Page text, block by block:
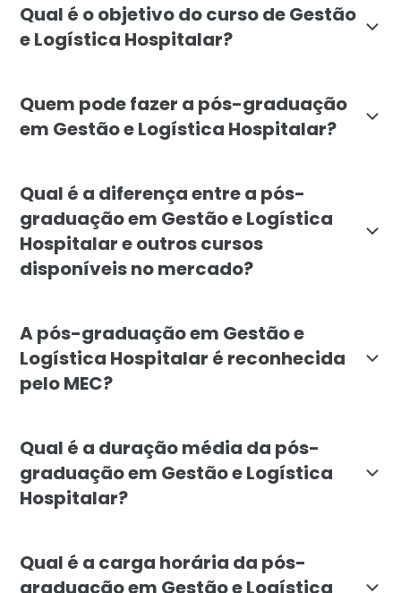
Qual é o objetivo do curso de Gestão
e Logística Hospitalar?
Quem pode fazer a pós-graduação
em Gestão e Logística Hospitalar?
Qual é a diferença entre a pós-
graduação em Gestão e Logística
Hospitalar e outros cursos
disponíveis no mercado?
A pós-graduação em Gestão e
Logística Hospitalar é reconhecida
pelo MEC?
Qual é a duração média da pós-
graduação em Gestão e Logística
Hospitalar?
Qual é a carga horária da pós-
graduação em Gestão e Logística